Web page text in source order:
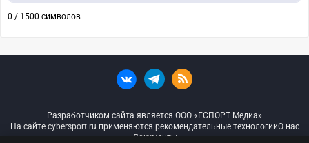
0 / 1500 символов
Разработчиком сайта является ООО «ЕСПОРТ Медиа»
На сайте cybersport.ru применяются рекомендательные технологииО нас
Документы